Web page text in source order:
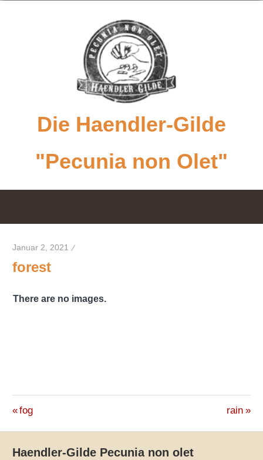
Die Haendler-Gilde
"Pecunia non Olet"
Januar 2, 2021
forest
There are no images.
Beitragsnavigation
Vorheriger
fog rain
Haendler-Gilde Pecunia non olet